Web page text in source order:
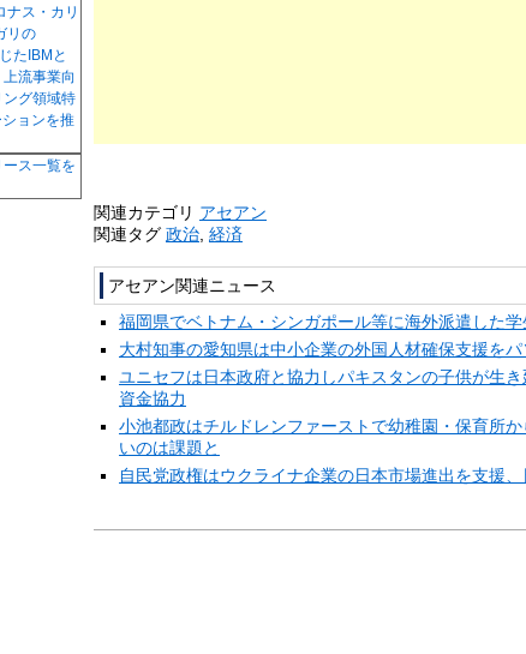
関連カテゴリ アセアン
関連タグ 政治 経済
アセアン関連ニュース
福岡県でベトナム・シンガポール等に海外派遣した
大村知事の愛知県は中小企業の外国人材確保支援をパ
ユニセフは日本政府と協力しパキスタンの子供が生
資金協力
小池都政はチルドレンファーストで幼稚園・保育所
いのは課題と
自民党政権はウクライナ企業の日本市場進出を支援
ナス・カリ
リの
たIBMと
流事業向
ング領域特
ョンを推
ス一覧を